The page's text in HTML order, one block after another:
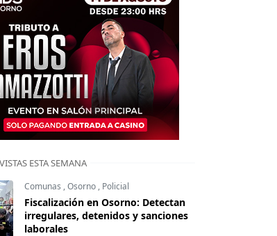
ESTA SEMANA
Comunas ,Osorno , Policial
Fiscalización en Osorno: Detectan
irregulares, detenidos y sanciones
laborales